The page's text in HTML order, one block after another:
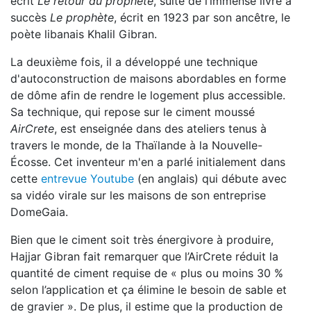
succès Le prophète, écrit en 1923 par son ancêtre, le
poète libanais Khalil Gibran.
La deuxième fois, il a développé une technique
d'autoconstruction de maisons abordables en forme
de dôme afin de rendre le logement plus accessible.
Sa technique, qui repose sur le ciment moussé
AirCrete, est enseignée dans des ateliers tenus à
travers le monde, de la Thaïlande à la Nouvelle-
Écosse. Cet inventeur m'en a parlé initialement dans
cette entrevue Youtube (en anglais) qui débute avec
sa vidéo virale sur les maisons de son entreprise
DomeGaia.
Bien que le ciment soit très énergivore à produire,
Hajjar Gibran fait remarquer que l’AirCrete réduit la
quantité de ciment requise de « plus ou moins 30 %
selon l’application et ça élimine le besoin de sable et
de gravier ». De plus, il estime que la production de